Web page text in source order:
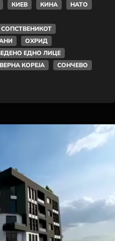
КИЕВ КИНА
НАТО
ОХРИД
ЕДНО ЛИЦЕ
КОРЕЈА
СОНЧЕВО